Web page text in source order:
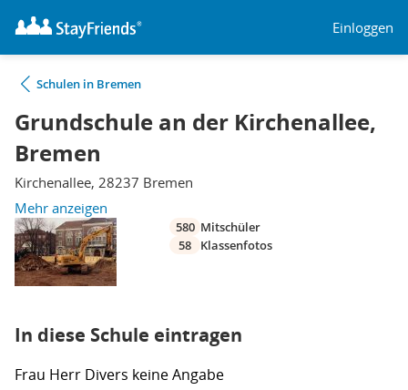
Einloggen
Schulen in Bremen
Grundschule an der Kirchenallee,
Bremen
Kirchenallee, 28237 Bremen
Mehr anzeigen
580 Mitschüler
58
Klassenfotos
In diese Schule eintragen
Frau Herr Divers keine Angabe